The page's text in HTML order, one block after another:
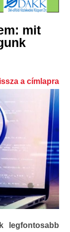
mit
a címlapra
legfontosabb